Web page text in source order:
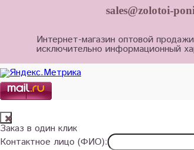
sales@zolotoi-
Интернет-магазин оптовой
исключительно информационный
Заказ в один клик
Контактное лицо (ФИО):